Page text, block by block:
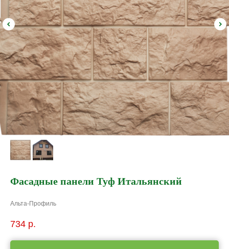
Фасадные панели Туф Итальянский
Альта-Профиль
734 р.